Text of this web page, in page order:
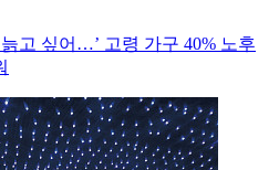
고 싶어…’ 고령 가구 40% 노후